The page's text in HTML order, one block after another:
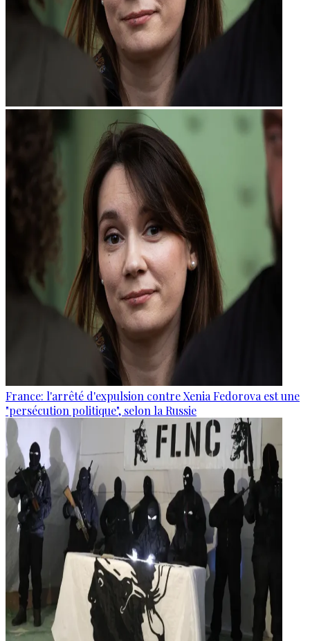
France: l'arrêté d'expulsion contre Xenia Fedorova est une
"persécution politique", selon la Russie